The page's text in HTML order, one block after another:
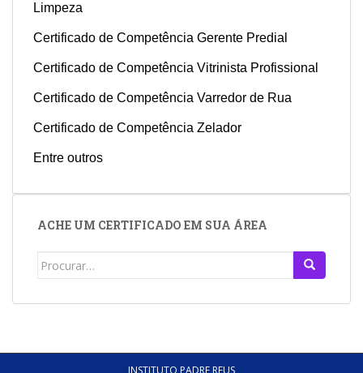
Limpeza
Certificado de Competência Gerente Predial
Certificado de Competência Vitrinista Profissional
Certificado de Competência Varredor de Rua
Certificado de Competência Zelador
Entre outros
ACHE UM CERTIFICADO EM SUA ÁREA
Search
INSTITUTO PADRE REUS